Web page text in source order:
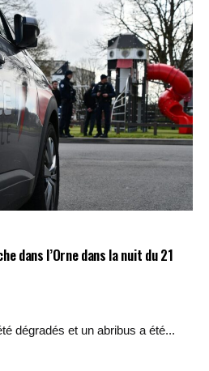
dans l’Orne dans la nuit du 21
dégradés et un abribus a été...